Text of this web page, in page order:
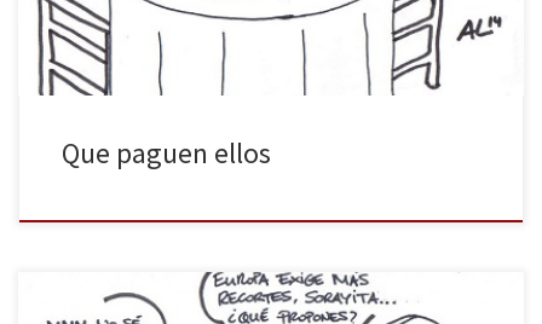
Que paguen ellos